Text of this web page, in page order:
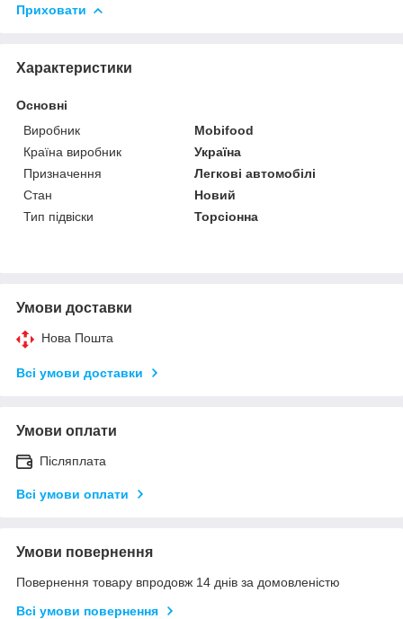
Приховати
Характеристики
Основні
Виробник
Mobifood
Країна виробник
Україна
Призначення
Легкові автомобілі
Стан
Новий
Тип підвіски
Торсіонна
Умови доставки
Нова Пошта
Всі умови доставки
Умови оплати
Післяплата
Всі умови оплати
Умови повернення
Повернення товару впродовж 14 днів за домовленістю
Всі умови повернення